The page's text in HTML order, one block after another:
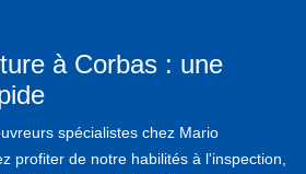
à Corbas : une
spécialistes chez Mario
profiter de notre habilités à l'inspection,